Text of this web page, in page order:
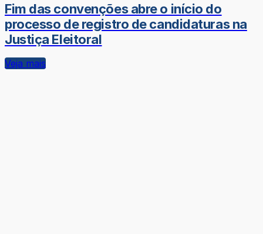
Fim das convenções abre o início do
processo de registro de candidaturas na
Justiça Eleitoral
Veja mais